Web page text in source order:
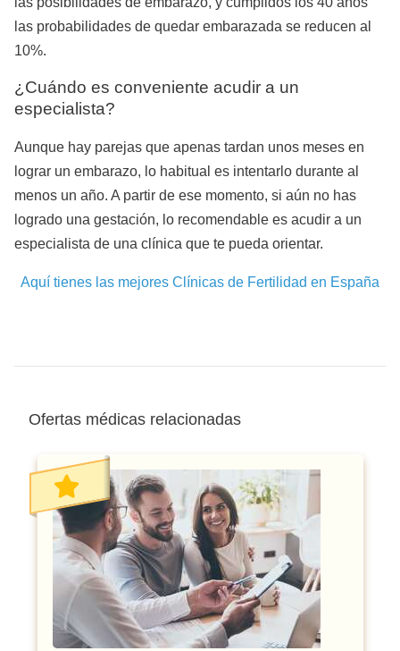
las probabilidades de quedar embarazada se reducen al
10%.
¿Cuándo es conveniente acudir a un
especialista?
Aunque hay parejas que apenas tardan unos meses en
lograr un embarazo, lo habitual es intentarlo durante al
menos un año. A partir de ese momento, si aún no has
logrado una gestación, lo recomendable es acudir a un
especialista de una clínica que te pueda orientar.
Aquí tienes las mejores Clínicas de Fertilidad en España
Ofertas médicas relacionadas